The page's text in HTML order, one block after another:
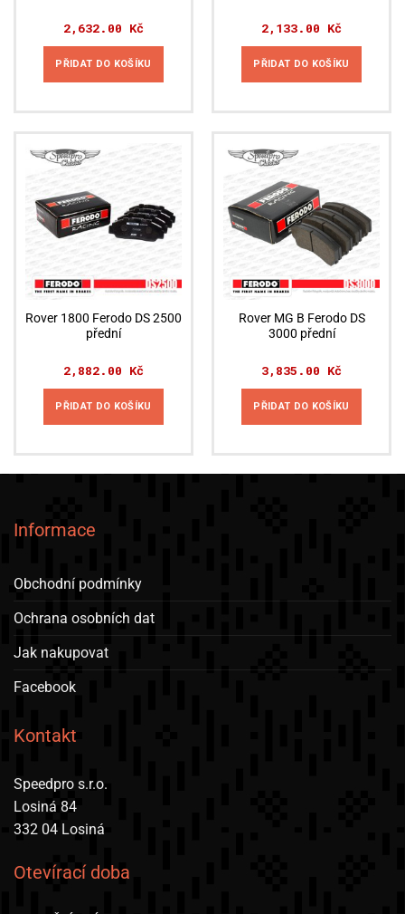
2,632.00 Kč
PŘIDAT DO KOŠÍKU
2,133.00 Kč
PŘIDAT DO KOŠÍKU
Rover 1800 Ferodo DS 2500
přední
2,882.00 Kč
PŘIDAT DO KOŠÍKU
Rover MG B Ferodo DS
3000 přední
3,835.00 Kč
PŘIDAT DO KOŠÍKU
Informace
Obchodní podmínky
Ochrana osobních dat
Jak nakupovat
Facebook
Kontakt
Speedpro s.r.o.
Losiná 84
332 04 Losiná
Otevírací doba